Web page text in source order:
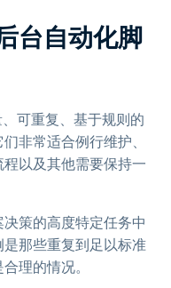
台自动化脚
可重复、基于规则的
非常适合例行维护、
以及其他需要保持一
策的高度特定任务中
那些重复到足以标准
理的情况。